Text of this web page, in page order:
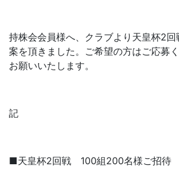
持株会会員様へ、クラブより天皇杯2
案を頂きました。ご希望の方はご応募
お願いいたします。
記
■天皇杯2回戦 100組200名様ご招待